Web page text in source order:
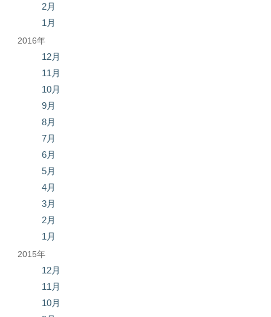
2月
1月
2016年
12月
11月
10月
9月
8月
7月
6月
5月
4月
3月
2月
1月
2015年
12月
11月
10月